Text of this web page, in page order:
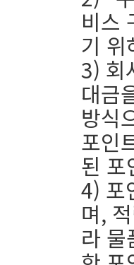
비스
기 위
3) 회
대금
방식
포인
된 포
4) 포
며,
라